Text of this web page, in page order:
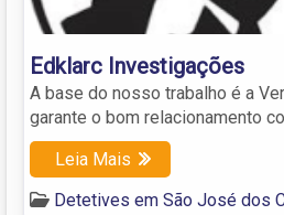
Edklarc Investigações
A base do nosso trabalho é a
garante o bom relacionamento
Leia Mais
Detetives em São José dos